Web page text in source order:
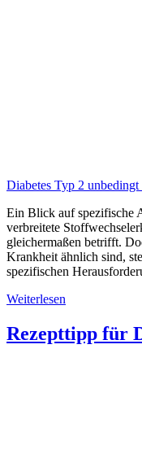
Diabetes Typ 2 unbedingt
Ein Blick auf spezifische
verbreitete
gleichermaßen betrifft.
Krankheit ähnlich sind,
spezifischen
Weiterlesen
Rezepttipp für